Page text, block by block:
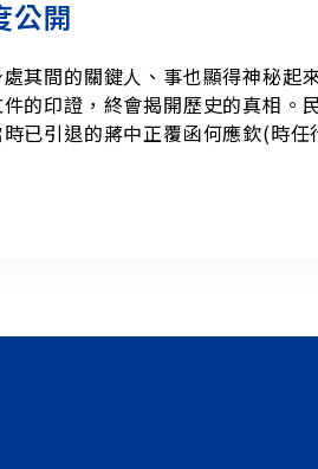
公開
其間的關鍵人、事也顯得神秘起
的印證，終會揭開歷史的真相。
已引退的蔣中正覆函何應欽(時任
軍政、財政，只是以國民黨總裁的